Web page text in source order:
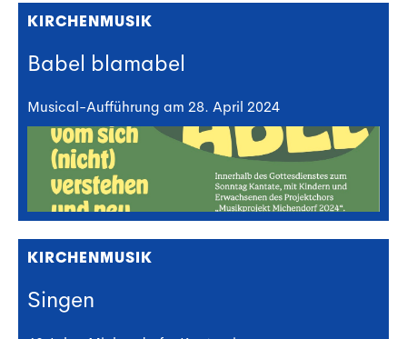
KIRCHENMUSIK
Babel blamabel
Musical-Aufführung am 28. April 2024
KIRCHENMUSIK
Singen